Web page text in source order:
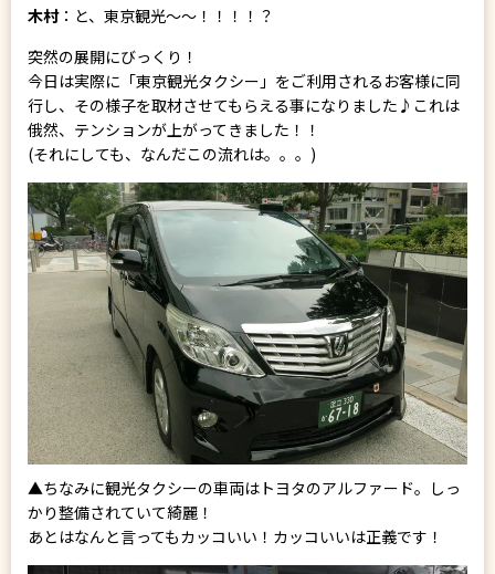
木村：と、東京観光～～！！！！？
突然の展開にびっくり！
今日は実際に「東京観光タクシー」をご利用されるお客様に同
行し、その様子を取材させてもらえる事になりました♪これは
俄然、テンションが上がってきました！！
(それにしても、なんだこの流れは。。。)
▲ちなみに観光タクシーの車両はトヨタのアルファード。しっ
かり整備されていて綺麗！
あとはなんと言ってもカッコいい！カッコいいは正義です！